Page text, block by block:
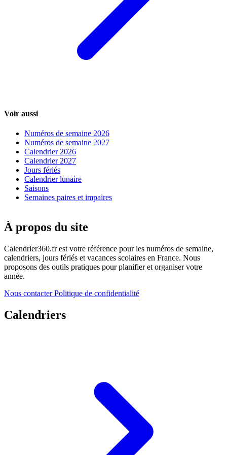
Voir aussi
Numéros de semaine 2026
Numéros de semaine 2027
Calendrier 2026
Calendrier 2027
Jours fériés
Calendrier lunaire
Saisons
Semaines paires et impaires
À propos du site
Calendrier360.fr est votre référence pour les numéros de semaine,
calendriers, jours fériés et vacances scolaires en France. Nous
proposons des outils pratiques pour planifier et organiser votre
année.
Nous contacterPolitique de confidentialité
Calendriers